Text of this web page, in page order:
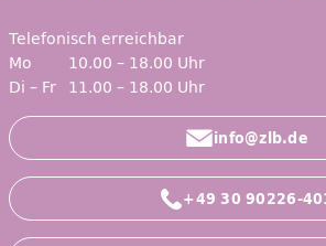
Telefonisch erreichbar
Mo
10.00 – 18.00 Uhr
Di – Fr 11.00 – 18.00 Uhr
info@zlb.de
+49 30 90226-